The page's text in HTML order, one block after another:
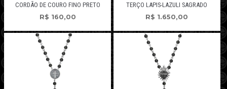
CORDÃO DE COURO FINO PRETO
R$ 160,00
TERÇO LAPIS-LAZULI SAGRADO
R$ 1.650,00